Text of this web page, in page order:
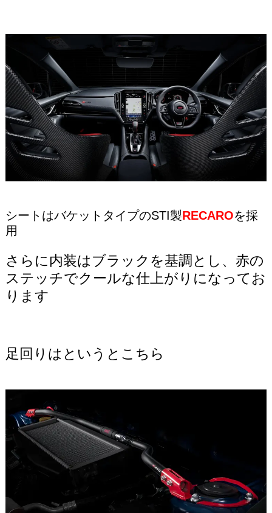
シートはバケットタイプのSTI製RECAROを採
用
さらに内装はブラックを基調とし、赤の
ステッチでクールな仕上がりになってお
ります
足回りはというとこちら